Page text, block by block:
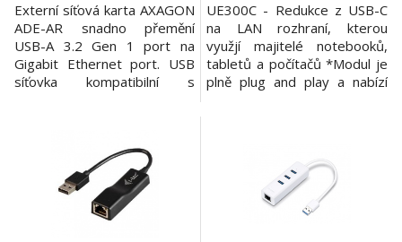
Externí síťová karta AXAGON
ADE-AR snadno přemění
USB-A 3.2 Gen 1 port na
Gigabit Ethernet port. USB
síťovka kompatibilní s
připojení, doplní chybějící
síťový RJ-45 konektor, přidá
další síťovou kartu nebo
nahradí původní nefunkční
síťové připojení. LAN adaptér
UE300C - Redukce z USB-C
na LAN rozhraní, kterou
využjí majitelé notebooků,
tabletů a počítačů *Modul je
plně plug and play a nabízí
ideální na cesty FUNKCE
Rozměry: 2.8 x 1.0 x 0.6
palce (71 x 26 x 16.2mm)